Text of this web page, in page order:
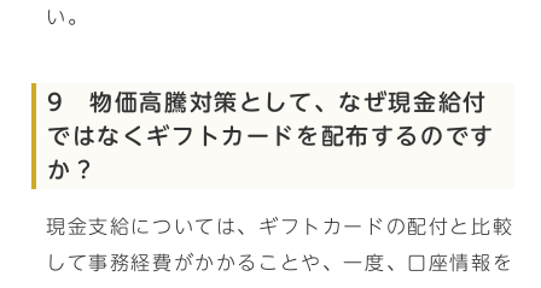
い。
9 物価高騰対策として、なぜ現金給付
ではなくギフトカードを配布するのです
か？
現金支給については、ギフトカードの配付と比較
して事務経費がかかることや、一度、口座情報を